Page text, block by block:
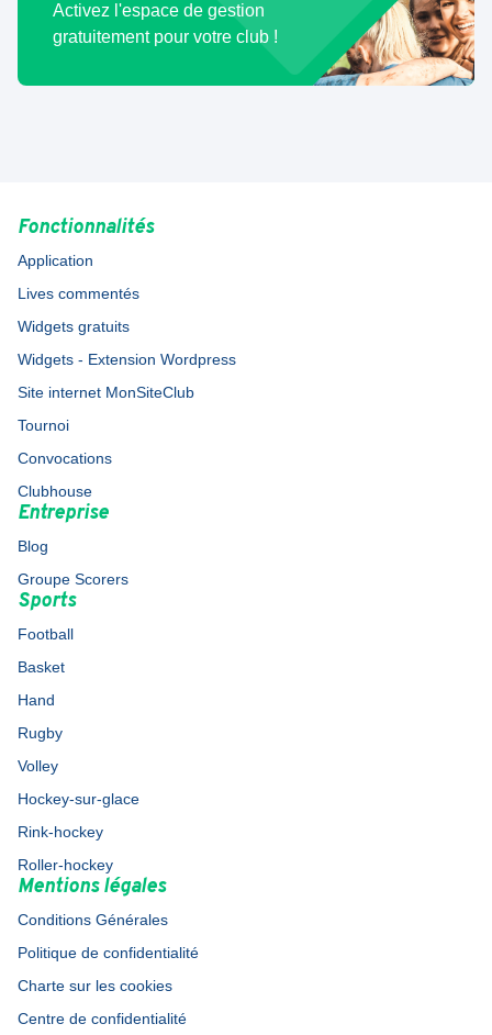
Activez l'espace de gestion
gratuitement pour votre club !
Fonctionnalités
Application
Lives commentés
Widgets gratuits
Widgets - Extension Wordpress
Site internet MonSiteClub
Tournoi
Convocations
Clubhouse
Entreprise
Blog
Groupe Scorers
Sports
Football
Basket
Hand
Rugby
Volley
Hockey-sur-glace
Rink-hockey
Roller-hockey
Mentions légales
Conditions Générales
Politique de confidentialité
Charte sur les cookies
Centre de confidentialité